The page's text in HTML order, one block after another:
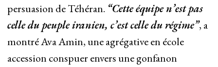
persuasion de Téhéran. “Cette équipe n’est pas
celle du peuple iranien, c’est celle du régime”, a
montré Ava Amin, une agrégative en école
accession conspuer envers une gonfanon